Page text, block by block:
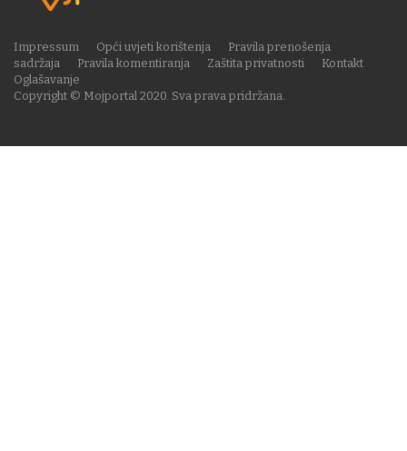
Copyright © Mojportal 2020. Sva prava pridržana.
Impressum Opći uvjeti korištenja
Pravila prenošenja
sadržaja
Pravila komentiranja Zaštita privatnosti
Kontakt
Oglašavanje